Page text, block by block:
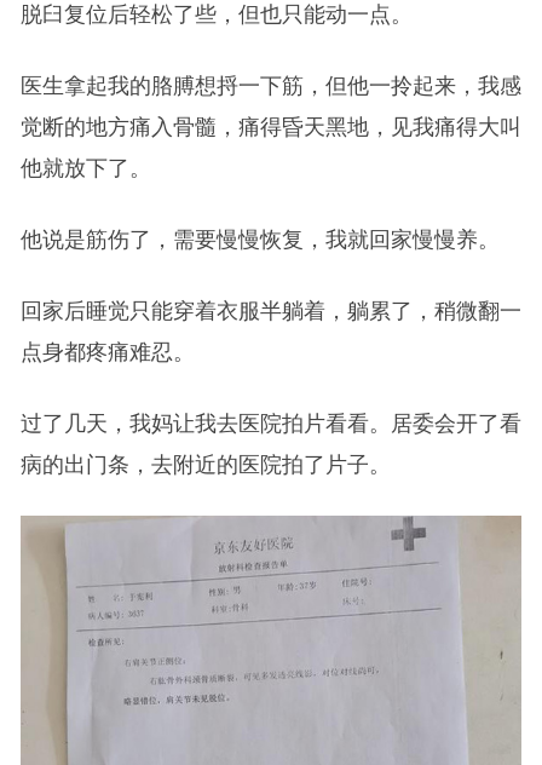
脱臼复位后轻松了些，但也只能动一点。
医生拿起我的胳膊想捋一下筋，但他一拎起来，我感
觉断的地方痛入骨髓，痛得昏天黑地，见我痛得大叫
他就放下了。
他说是筋伤了，需要慢慢恢复，我就回家慢慢养。
回家后睡觉只能穿着衣服半躺着，躺累了，稍微翻一
点身都疼痛难忍。
过了几天，我妈让我去医院拍片看看。居委会开了看
病的出门条，去附近的医院拍了片子。